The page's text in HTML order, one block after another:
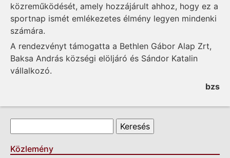
közreműködését, amely hozzájárult ahhoz, hogy ez a
sportnap ismét emlékezetes élmény legyen mindenki
számára.
A rendezvényt támogatta a Bethlen Gábor Alap Zrt,
Baksa András községi elöljáró és Sándor Katalin
vállalkozó.
bzs
Keresés űrlap
Keresés
Közlemény